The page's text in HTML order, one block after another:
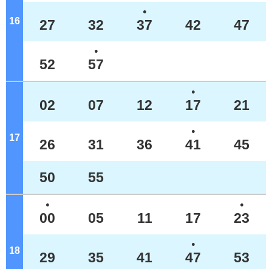
16 27 32
●
37 42 47
52
●
57
17
02 07 12
●
17 21
26 31 36
●
41 45
50 55
18
●
00 05 11 17
●
23
29 35 41
●
47 53